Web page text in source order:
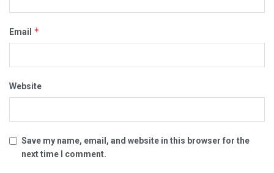
Email *
Website
Save my name, email, and website in this browser for the
next time I comment.